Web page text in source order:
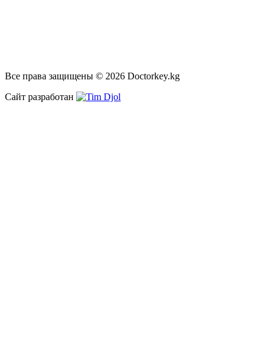
Все права защищены © 2026 Doctorkey.kg
Сайт разработан